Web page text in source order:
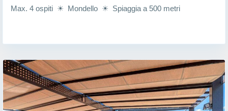
Max. 4 ospiti ☀ Mondello ☀ Spiaggia a 500 metri